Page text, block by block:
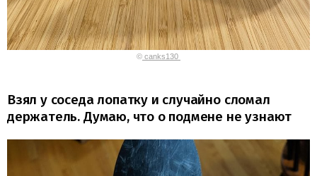
© canks130
Взял у соседа лопатку и случайно сломал
держатель. Думаю, что о подмене не узнают